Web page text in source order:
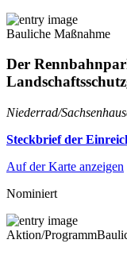
Bauliche Maßnahme
Der
Niederrad/
Steckbrief der
Auf der Karte anzeigen
Nominiert
Aktion/Programm